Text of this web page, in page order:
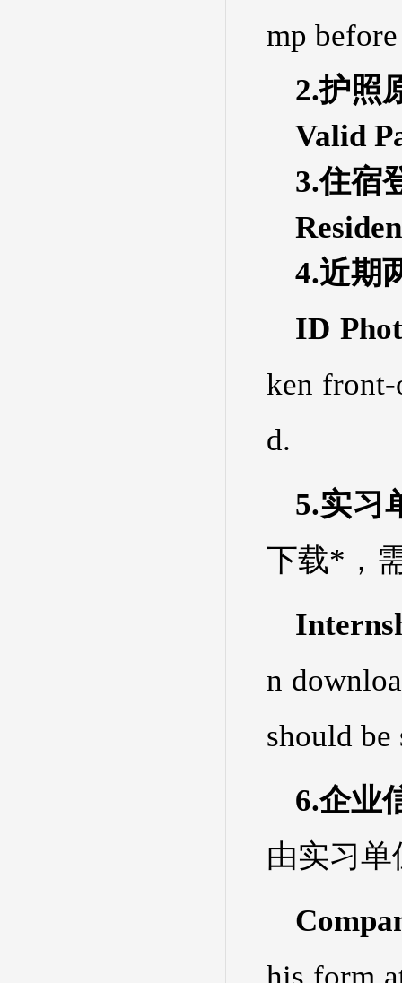
mp
2.护照
Valid
3.住宿
4.近期
ID
ken front-
d.
5.实习
下载*，
n
should be
6.企业
由实习
his form